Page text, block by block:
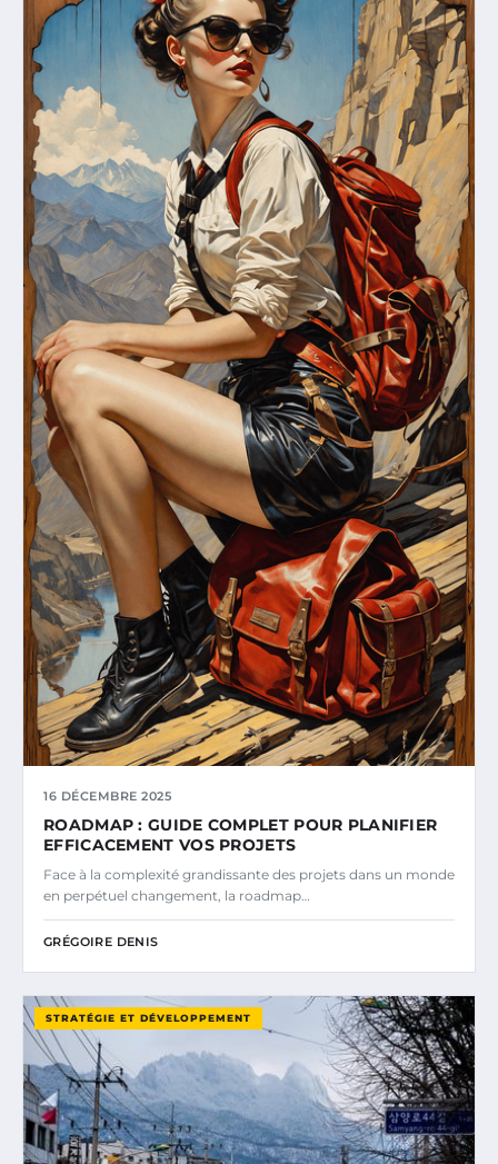
16 DÉCEMBRE 2025
ROADMAP : GUIDE COMPLET POUR PLANIFIER
EFFICACEMENT VOS PROJETS
Face à la complexité grandissante des projets dans un monde
en perpétuel changement, la roadmap…
GRÉGOIRE DENIS
STRATÉGIE ET DÉVELOPPEMENT